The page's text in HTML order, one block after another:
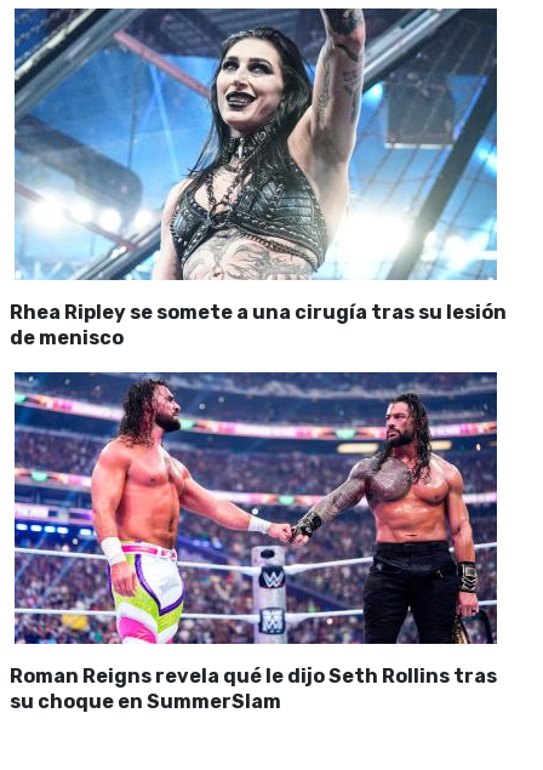
Rhea Ripley se somete a una cirugía tras su lesión
de menisco
Roman Reigns revela qué le dijo Seth Rollins tras
su choque en SummerSlam